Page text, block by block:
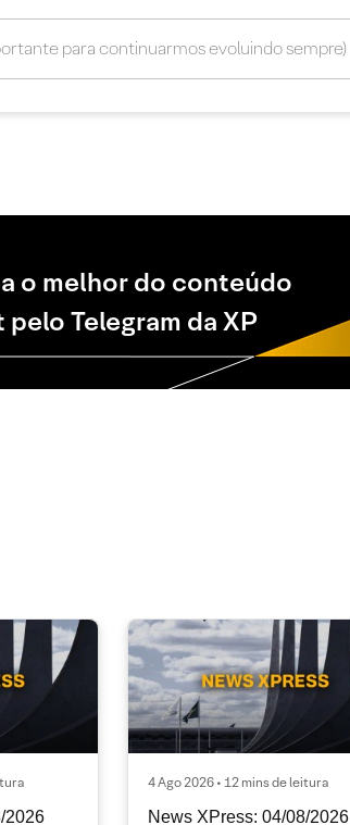
o melhor do conteúdo
pelo Telegram da XP
2026
4 Ago 2026 • 12 mins de leitura
News XPress: 04/08/2026